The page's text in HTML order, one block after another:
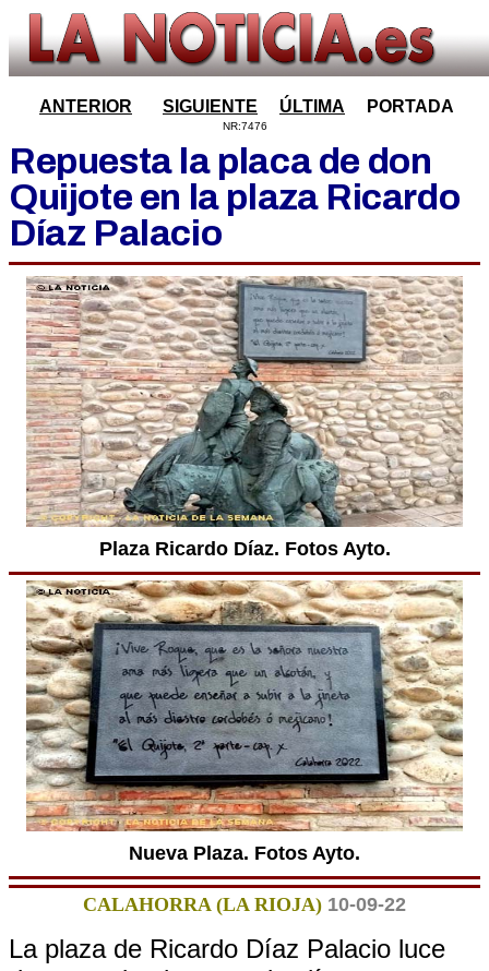
ANTERIOR SIGUIENTE ÚLTIMA PORTADA
NR:7476
Repuesta la placa de don
Quijote en la plaza Ricardo
Díaz Palacio
Plaza Ricardo Díaz. Fotos Ayto.
Nueva Plaza. Fotos Ayto.
CALAHORRA (LA RIOJA) 10-09-22
La plaza de Ricardo Díaz Palacio luce